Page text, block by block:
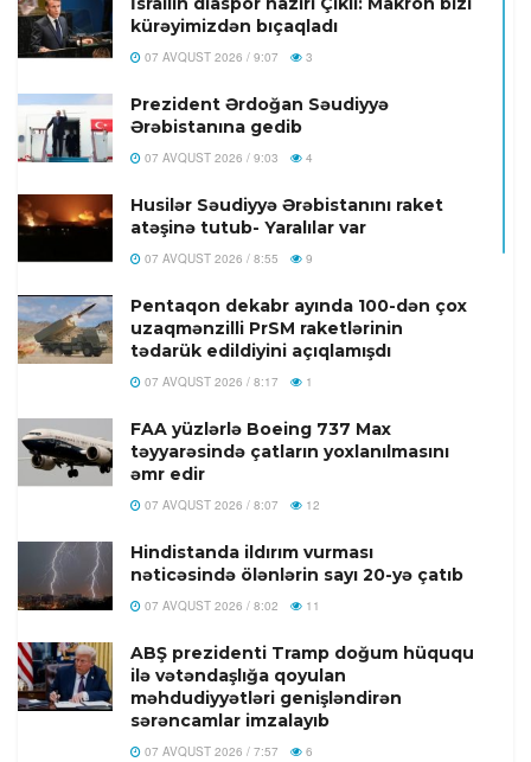
kürəyimizdən bıçaqladı
07 AVQUST 2026 / 9:07 3
Prezident Ərdoğan Səudiyyə
Ərəbistanına gedib
07 AVQUST 2026 / 9:03 4
Husilər Səudiyyə Ərəbistanını raket
atəşinə tutub- Yaralılar var
07 AVQUST 2026 / 8:55 9
Pentaqon dekabr ayında 100-dən çox
uzaqmənzilli PrSM raketlərinin
tədarük edildiyini açıqlamışdı
07 AVQUST 2026 / 8:17 1
FAA yüzlərlə Boeing 737 Max
təyyarəsində çatların yoxlanılmasını
əmr edir
07 AVQUST 2026 / 8:07 12
Hindistanda ildırım vurması
nəticəsində ölənlərin sayı 20-yə çatıb
07 AVQUST 2026 / 8:02 11
ABŞ prezidenti Tramp doğum hüququ
ilə vətəndaşlığa qoyulan
məhdudiyyətləri genişləndirən
sərəncamlar imzalayıb
07 AVQUST 2026 / 7:57 6